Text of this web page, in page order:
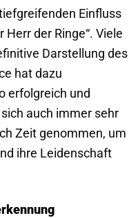
Einfluss
Herr der Ringe“. Viele
Darstellung des
hat dazu
erfolgreich und
auch immer sehr
Zeit genommen, um
ihre Leidenschaft